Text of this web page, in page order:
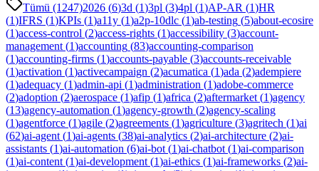
Tümü (1247)2026 (6)3d (1)3pl (3)4pl (1)AP-AR (1)HR
(1)IFRS (1)KPIs (1)a11y (1)a2p-10dlc (1)ab-testing (5)about-ecosire
(1)access-control (2)access-rights (1)accessibility (3)account-
management (1)accounting (83)accounting-comparison
(1)accounting-firms (1)accounts-payable (3)accounts-receivable
(1)activation (1)activecampaign (2)acumatica (1)ada (2)adempiere
(1)adequacy (1)admin-api (1)administration (1)adobe-commerce
(2)adoption (2)aerospace (1)afip (1)africa (2)aftermarket (1)agency
(13)agency-automation (1)agency-growth (2)agency-scaling
(1)agentforce (1)agile (2)agreements (1)agriculture (3)agritech (1)ai
(62)ai-agent (1)ai-agents (38)ai-analytics (2)ai-architecture (2)ai-
assistants (1)ai-automation (6)ai-bot (1)ai-chatbot (1)ai-comparison
(1)ai-content (1)ai-development (1)ai-ethics (1)ai-frameworks (2)ai-